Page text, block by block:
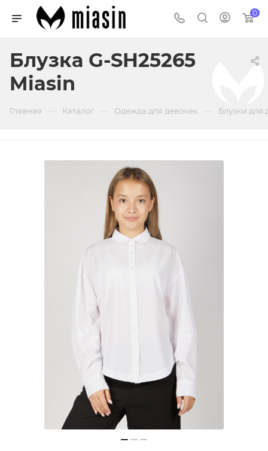
0
Блузка G-SH25265
Miasin
Главная Каталог Одежда для девочек Блузки для